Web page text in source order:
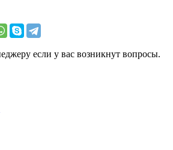
если у вас возникнут вопросы.